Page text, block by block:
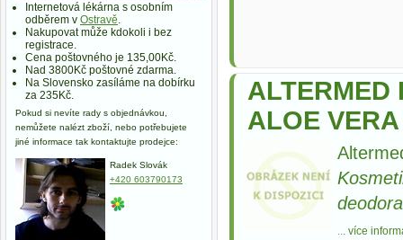
ALOE
... více
Internetová lékárna s osobním
odběrem v Ostravě.
Nakupovat může kdokoli i bez
registrace.
Cena poštovného je 135,00Kč.
Nad 3800Kč poštovné zdarma.
Na Slovensko zasíláme na dobírku
za 235Kč.
Pokud si nevíte rady s objednávkou,
nemůžete nalézt zboží, nebo potřebujete
jiné informace tak kontaktujte prodejce:
Radek Slovák
+420 603790173